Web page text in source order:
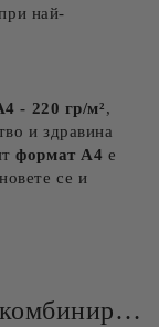
най-
- 220 гр/м²,
и здравина
формат А4 е
се и
Продукта е подобен или се комбинира добре и със следните продукти :